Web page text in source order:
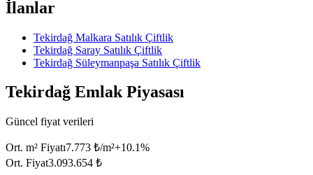
İlanlar
Tekirdağ Malkara Satılık Çiftlik
Tekirdağ Saray Satılık Çiftlik
Tekirdağ Süleymanpaşa Satılık Çiftlik
Tekirdağ Emlak Piyasası
Güncel fiyat verileri
Ort. m² Fiyatı7.773 ₺/m²+10.1%
Ort. Fiyat3.093.654 ₺